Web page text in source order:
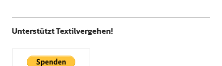
Unterstützt Textilvergehen!